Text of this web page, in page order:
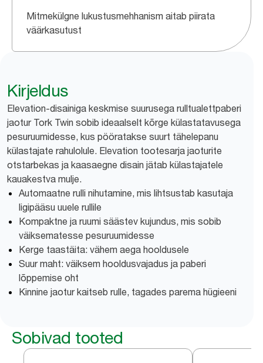
Mitmekülgne lukustusmehhanism aitab piirata
väärkasutust
Kirjeldus
Elevation-disainiga keskmise suurusega rulltualettpaberi
jaotur Tork Twin sobib ideaalselt kõrge külastatavusega
pesuruumidesse, kus pööratakse suurt tähelepanu
külastajate rahulolule. Elevation tootesarja jaoturite
otstarbekas ja kaasaegne disain jätab külastajatele
kauakestva mulje.
Automaatne rulli nihutamine, mis lihtsustab kasutaja
ligipääsu uuele rullile
Kompaktne ja ruumi säästev kujundus, mis sobib
väiksematesse pesuruumidesse
Kerge taastäita: vähem aega hooldusele
Suur maht: väiksem hooldusvajadus ja paberi
lõppemise oht
Kinnine jaotur kaitseb rulle, tagades parema hügieeni
Sobivad tooted